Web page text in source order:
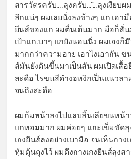
สารวัตรครับ….ลุงครับ…”…ลุงเงียบ
ลึกแน่ๆ ผมเลยนั่งลงข้างๆ แก เอามื
ยีนส์ของแก ผมตื่นเต้นมาก มือก็สั่น
เป้าแกเบาๆ แกยังนอนนิ่ง ผมเองก็
มากกว่าความอาย เอาไงเอากัน ข
ส์มันยังดันขึ้นมาเป็นสัน ผมเปิดเสื้
สะดือ ไรขนสีดำงอหงิกเป็นแนวลา
จนถึงสะดือ
ผมก้มหน้าลงไปแลบลิ้นเลียขนหน้
แกหอมมาก ผมค่อยๆ แกะเข็มขัดลุ
เกงยีนส์ลงอย่างเบามือ จนเห็นกาง
หุ้มดุ้นตุงไว้ ผมดึงกางเกงยีนส์ลุงส